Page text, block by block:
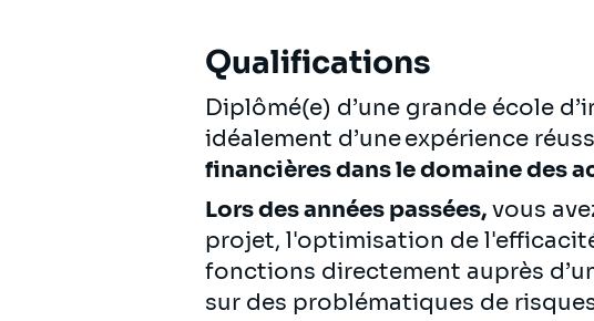
Qualifications
Diplômé(e) d’une grande école
idéalement d’une expérience
financières dans le domaine des
Lors des années passées, vous
projet, l'optimisation de
fonctions directement auprès
sur des problématiques de